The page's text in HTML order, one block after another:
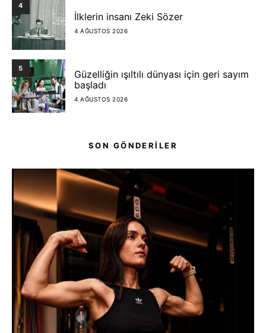
4
İlklerin insanı Zeki Sözer
4 AĞUSTOS 2026
5
Güzelliğin ışıltılı dünyası için geri sayım
başladı
4 AĞUSTOS 2026
SON GÖNDERİLER